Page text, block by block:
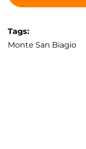
Tags
Monte San Biagio